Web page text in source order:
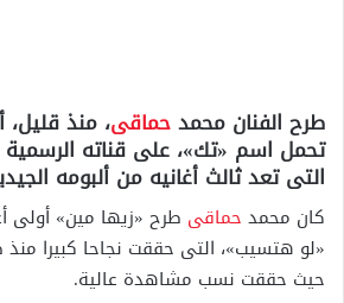
طرح الفنان محمدحماقى، منذ قليل،
تحمل اسم «تك»، على قناته
التى تعد ثالث أغانيه من ألبومه
كان محمد حماقى طرح «زيها مين» أولى
«لو هتسيب»، التى حققت نجاحا كبيرا منذ
حيث حققت نسب مشاهدة عالية.